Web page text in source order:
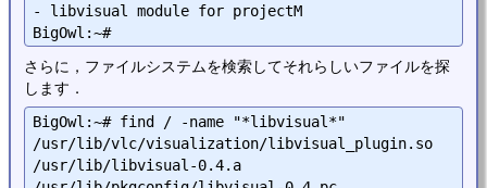
- libvisual module for projectM
BigOwl:~#
さらに，ファイルシステムを検索してそれらしいファイルを探
します．
BigOwl:~# find / -name "*libvisual*"
/usr/lib/vlc/visualization/libvisual_plugin.so
/usr/lib/libvisual-0.4.a